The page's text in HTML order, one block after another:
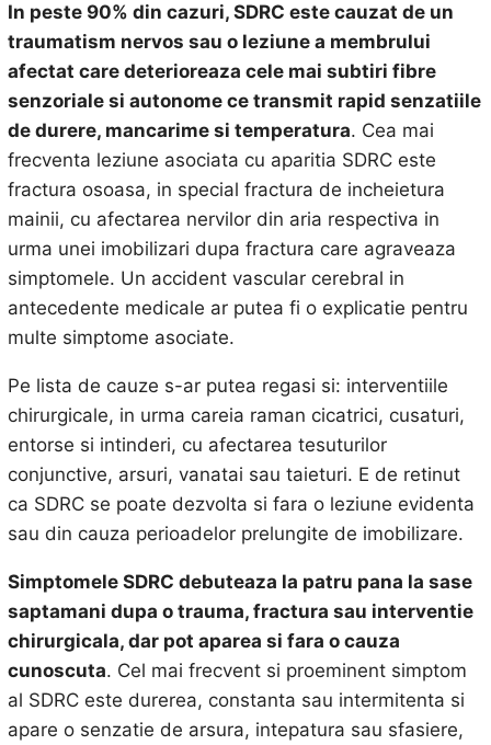
In peste 90% din cazuri, SDRC este cauzat de un
traumatism nervos sau o leziune a membrului
afectat care deterioreaza cele mai subtiri fibre
senzoriale si autonome ce transmit rapid senzatiile
de durere, mancarime si temperatura. Cea mai
frecventa leziune asociata cu aparitia SDRC este
fractura osoasa, in special fractura de incheietura
mainii, cu afectarea nervilor din aria respectiva in
urma unei imobilizari dupa fractura care agraveaza
simptomele. Un accident vascular cerebral in
antecedente medicale ar putea fi o explicatie pentru
multe simptome asociate.
Pe lista de cauze s-ar putea regasi si: interventiile
chirurgicale, in urma careia raman cicatrici, cusaturi,
entorse si intinderi, cu afectarea tesuturilor
conjunctive, arsuri, vanatai sau taieturi. E de retinut
ca SDRC se poate dezvolta si fara o leziune evidenta
sau din cauza perioadelor prelungite de imobilizare.
Simptomele SDRC debuteaza la patru pana la sase
saptamani dupa o trauma, fractura sau interventie
chirurgicala, dar pot aparea si fara o cauza
cunoscuta. Cel mai frecvent si proeminent simptom
al SDRC este durerea, constanta sau intermitenta si
apare o senzatie de arsura, intepatura sau sfasiere,